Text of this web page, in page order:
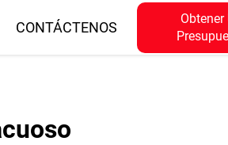
CONTÁCTENOS
Obtener